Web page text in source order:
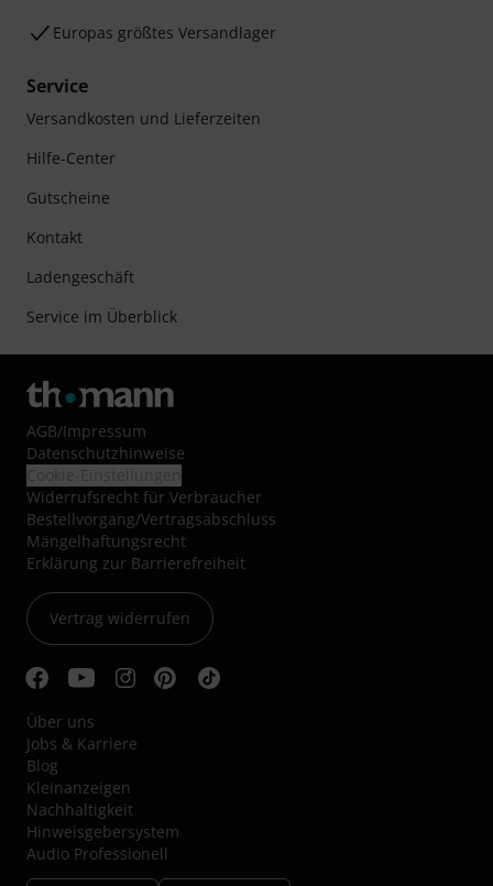
Europas größtes Versandlager
Service
Versandkosten und Lieferzeiten
Hilfe-Center
Gutscheine
Kontakt
Ladengeschäft
Service im Überblick
AGB/Impressum
Datenschutzhinweise
Widerrufsrecht für Verbraucher
Bestellvorgang/Vertragsabschluss
Mängelhaftungsrecht
Erklärung zur Barrierefreiheit
Vertrag widerrufen
Über uns
Jobs & Karriere
Blog
Kleinanzeigen
Nachhaltigkeit
Hinweisgebersystem
Audio Professionell